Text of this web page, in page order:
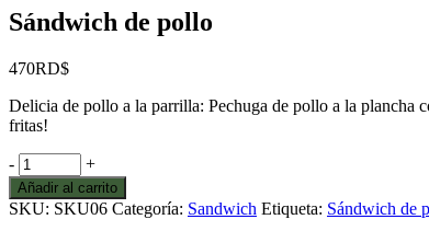
Sándwich de pollo
470RD$
Delicia de pollo a la parrilla: Pechuga de pollo a la plancha
fritas!
Sándwich
de
pollo
quantity
- +
Añadir al carrito
SKU: SKU06 Categoría: Sandwich Etiqueta: Sándwich de